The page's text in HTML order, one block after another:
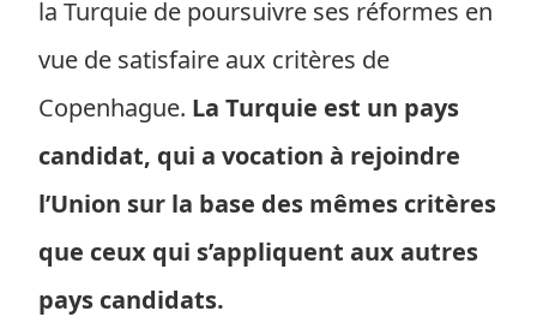
la Turquie de poursuivre ses réformes en
vue de satisfaire aux critères de
Copenhague. La Turquie est un pays
candidat, qui a vocation à rejoindre
l’Union sur la base des mêmes critères
que ceux qui s’appliquent aux autres
pays candidats.